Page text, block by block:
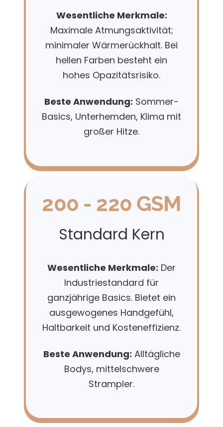
Wesentliche Merkmale:
Maximale Atmungsaktivität;
minimaler Wärmerückhalt. Bei
hellen Farben besteht ein
hohes Opazitätsrisiko.
Beste Anwendung: Sommer-
Basics, Unterhemden, Klima mit
großer Hitze.
200 - 220 GSM
Standard Kern
Wesentliche Merkmale: Der
Industriestandard für
ganzjährige Basics. Bietet ein
ausgewogenes Handgefühl,
Haltbarkeit und Kosteneffizienz.
Beste Anwendung: Alltägliche
Bodys, mittelschwere
Strampler.